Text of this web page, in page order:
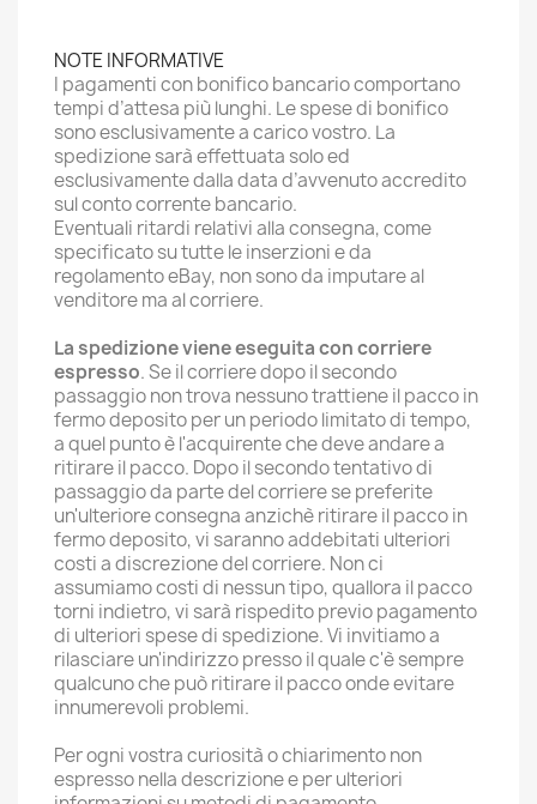
NOTE INFORMATIVE
I pagamenti con bonifico bancario comportano
tempi d’attesa più lunghi. Le spese di bonifico
sono esclusivamente a carico vostro. La
spedizione sarà effettuata solo ed
esclusivamente dalla data d’avvenuto accredito
sul conto corrente bancario.
Eventuali ritardi relativi alla consegna, come
specificato su tutte le inserzioni e da
regolamento eBay, non sono da imputare al
venditore ma al corriere.
La spedizione viene eseguita con corriere
espresso. Se il corriere dopo il secondo
passaggio non trova nessuno trattiene il pacco in
fermo deposito per un periodo limitato di tempo,
a quel punto è l'acquirente che deve andare a
ritirare il pacco. Dopo il secondo tentativo di
passaggio da parte del corriere se preferite
un'ulteriore consegna anzichè ritirare il pacco in
fermo deposito, vi saranno addebitati ulteriori
costi a discrezione del corriere. Non ci
assumiamo costi di nessun tipo, quallora il pacco
torni indietro, vi sarà rispedito previo pagamento
di ulteriori spese di spedizione. Vi invitiamo a
rilasciare un'indirizzo presso il quale c'è sempre
qualcuno che può ritirare il pacco onde evitare
innumerevoli problemi.
Per ogni vostra curiosità o chiarimento non
espresso nella descrizione e per ulteriori